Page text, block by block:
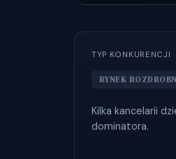
TYP KONKURENCJI
RYNEK
Kilka kancelarii
dominatora.